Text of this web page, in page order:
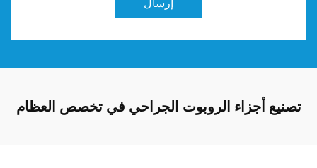
إرسال
تصنيع أجزاء الروبوت الجراحي في تخصص العظام